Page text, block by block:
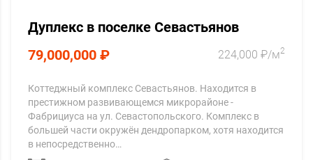
Дуплекс в поселке Севастьянов
79,000,000 ₽
224,000 ₽/м2
Коттеджный комплекс Севастьянов. Находится в
престижном развивающемся микрорайоне -
Фабрициуса на ул. Севастопольского. Комплекс в
большей части окружён дендропарком, хотя находится
в непосредственно…